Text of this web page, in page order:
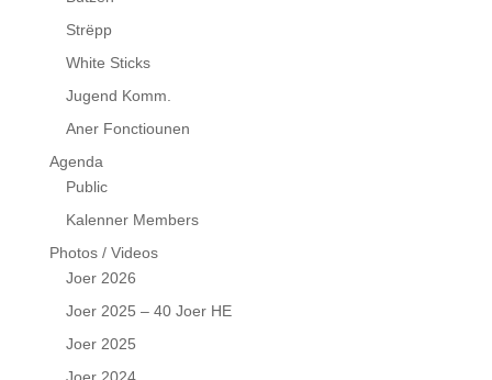
Strëpp
White Sticks
Jugend Komm.
Aner Fonctiounen
Agenda
Public
Kalenner Members
Photos / Videos
Joer 2026
Joer 2025 – 40 Joer HE
Joer 2025